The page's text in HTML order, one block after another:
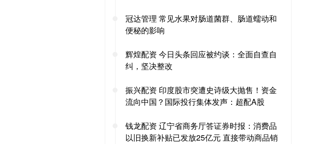
冠达管理 常见水果对肠道菌群、肠道蠕动和
便秘的影响
辉煌配资 今日头条回应被约谈：全面自查自
纠，坚决整改
振兴配资 印度股市突遭史诗级大抛售！资金
流向中国？国际投行集体发声：超配A股
钱龙配资 辽宁省商务厅答证券时报：消费品
以旧换新补贴已发放25亿元 直接带动商品销